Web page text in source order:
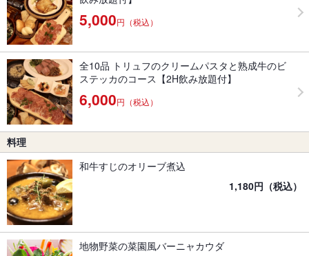
5,000円（税込）
全10品 トリュフのクリームパスタと熟成牛のビ
ステッカのコース【2H飲み放題付】
6,000円（税込）
料理
和牛すじのオリーブ煮込
1,180円（税込）
地物野菜の菜園風バーニャカウダ